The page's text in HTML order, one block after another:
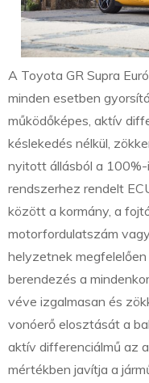
A Toyota GR Supra
minden esetben
működőképes, aktív
késlekedés nélkül,
nyitott állásból a
rendszerhez rendelt
között a kormány, a
motorfordulatszám
helyzetnek
berendezés a
véve izgalmasan és
vonóerő elosztását a
aktív differenciálmű az
mértékben javítja a